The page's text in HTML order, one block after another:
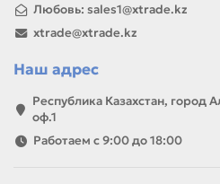
Любовь: sales1@xtrade.kz
xtrade@xtrade.kz
Наш адрес
Республика Казахстан, город
оф.1
Работаем с 9:00 до 18:00